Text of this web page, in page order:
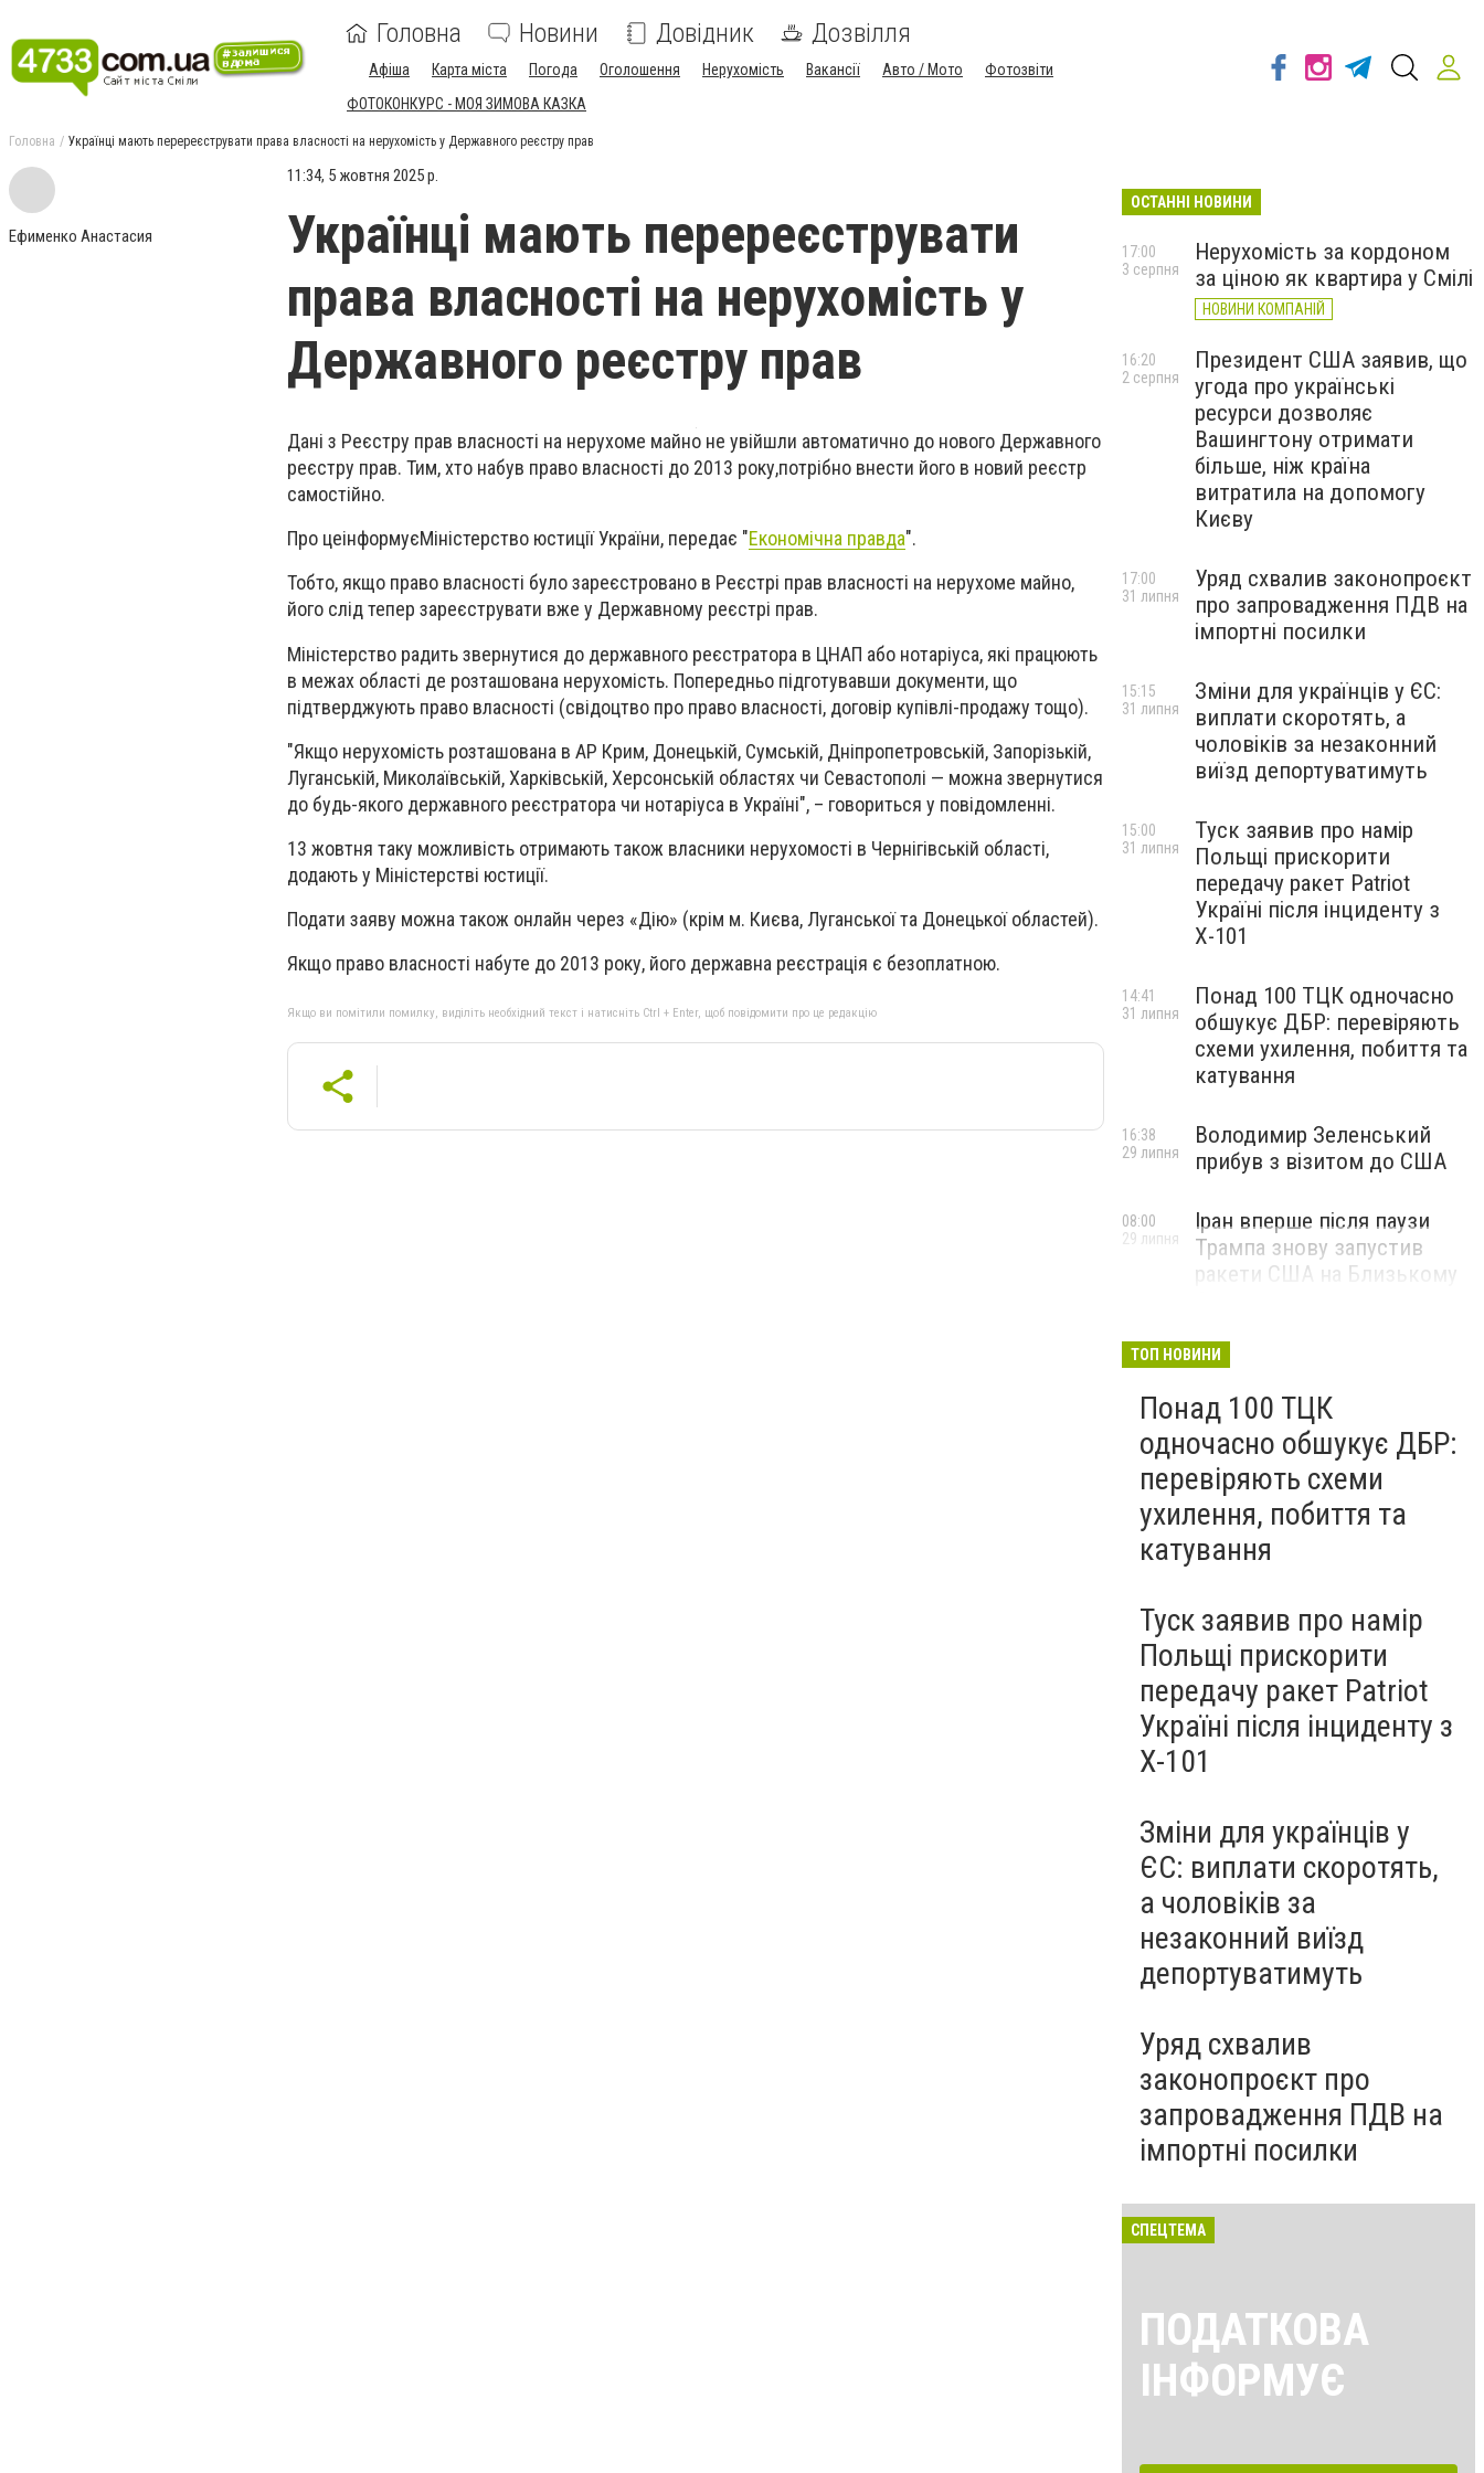
Головна Новини Довідник Дозвілля
Афіша Карта міста Погода Оголошення Нерухомість Вакансії Авто / Мото
Фотозвіти
ФОТОКОНКУРС - МОЯ ЗИМОВА КАЗКА
Головна Українці мають перереєструвати права власності на нерухомість у Державного реєстру прав
Ефименко Анастасия
11:34, 5 жовтня 2025 р.
Українці мають перереєструвати
права власності на нерухомість у
Державного реєстру прав
Дані з Реєстру прав власності на нерухоме майно не увійшли автоматично до нового Державного
реєстру прав. Тим, хто набув право власності до 2013 року,потрібно внести його в новий реєстр
самостійно.
Про цеінформуєМіністерство юстиції України, передає "Економічна правда".
Тобто, якщо право власності було зареєстровано в Реєстрі прав власності на нерухоме майно,
його слід тепер зареєструвати вже у Державному реєстрі прав.
Міністерство радить звернутися до державного реєстратора в ЦНАП або нотаріуса, які працюють
в межах області де розташована нерухомість. Попередньо підготувавши документи, що
підтверджують право власності (свідоцтво про право власності, договір купівлі-продажу тощо).
"Якщо нерухомість розташована в АР Крим, Донецькій, Сумській, Дніпропетровській, Запорізькій,
Луганській, Миколаївській, Харківській, Херсонській областях чи Севастополі — можна звернутися
до будь-якого державного реєстратора чи нотаріуса в Україні", – говориться у повідомленні.
13 жовтня таку можливість отримають також власники нерухомості в Чернігівській області,
додають у Міністерстві юстиції.
Подати заяву можна також онлайн через «Дію» (крім м. Києва, Луганської та Донецької областей).
Якщо право власності набуте до 2013 року, його державна реєстрація є безоплатною.
Якщо ви помітили помилку, виділіть необхідний текст і натисніть Ctrl + Enter, щоб повідомити про це редакцію
ОСТАННІ НОВИНИ
Нерухомість за кордоном
за ціною як квартира у Смілі
НОВИНИ КОМПАНІЙ
17:00
3 серпня
Президент США заявив, що
угода про українські
ресурси дозволяє
Вашингтону отримати
більше, ніж країна
витратила на допомогу
Києву
16:20
2 серпня
Уряд схвалив законопроєкт
про запровадження ПДВ на
імпортні посилки
17:00
31 липня
Зміни для українців у ЄС:
виплати скоротять, а
чоловіків за незаконний
виїзд депортуватимуть
15:15
31 липня
Туск заявив про намір
Польщі прискорити
передачу ракет Patriot
Україні після інциденту з
Х-101
15:00
31 липня
Понад 100 ТЦК одночасно
обшукує ДБР: перевіряють
схеми ухилення, побиття та
катування
14:41
31 липня
Володимир Зеленський
прибув з візитом до США
16:38
29 липня
Іран вперше після паузи
Трампа знову запустив
ракети США на Близькому
08:00
29 липня
ТОП НОВИНИ
Понад 100 ТЦК
одночасно обшукує ДБР:
перевіряють схеми
ухилення, побиття та
катування
Туск заявив про намір
Польщі прискорити
передачу ракет Patriot
Україні після інциденту з
Х-101
Зміни для українців у
ЄС: виплати скоротять,
а чоловіків за
незаконний виїзд
депортуватимуть
Уряд схвалив
законопроєкт про
запровадження ПДВ на
імпортні посилки
СПЕЦТЕМА
ПОДАТКОВА
ІНФОРМУЄ